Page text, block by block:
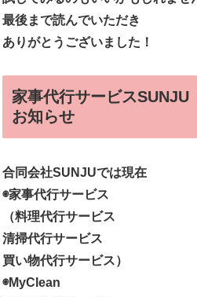
最後まで読んでいただき
ありがとうございました！
家事代行サービスSUNJU
お知らせ
合同会社SUNJUでは現在
◉家事代行サービス
（料理代行サービス
清掃代行サービス
買い物代行サービス）
◉MyClean